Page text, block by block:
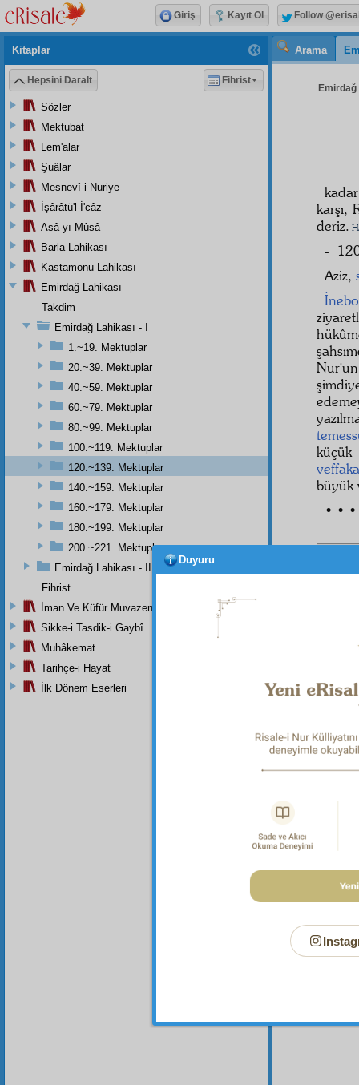
Arama
Emirdağ
karşı,
deriz.
-
Aziz,
büyük
• • •
aynı
Kitaplar
Hepsini Daralt Fihrist
Sözler
Mektubat
Lem'alar
Şuâlar
Mesnevî-i Nuriye
İşârâtü'l-İ'câz
Asâ-yı Mûsâ
Barla Lahikası
Kastamonu Lahikası
Emirdağ Lahikası
Takdim
Emirdağ Lahikası - I
1.~19. Mektuplar
20.~39. Mektuplar
40.~59. Mektuplar
60.~79. Mektuplar
80.~99. Mektuplar
100.~119. Mektuplar
120.~139. Mektuplar
140.~159. Mektuplar
160.~179. Mektuplar
180.~199. Mektuplar
200.~221. Mektuplar
Emirdağ Lahikası - II
Fihrist
İman Ve Küfür Muvazeneleri
Sikke-i Tasdik-i Gaybî
Muhâkemat
Tarihçe-i Hayat
İlk Dönem Eserleri
Giriş Kayıt Ol Follow
Duyuru